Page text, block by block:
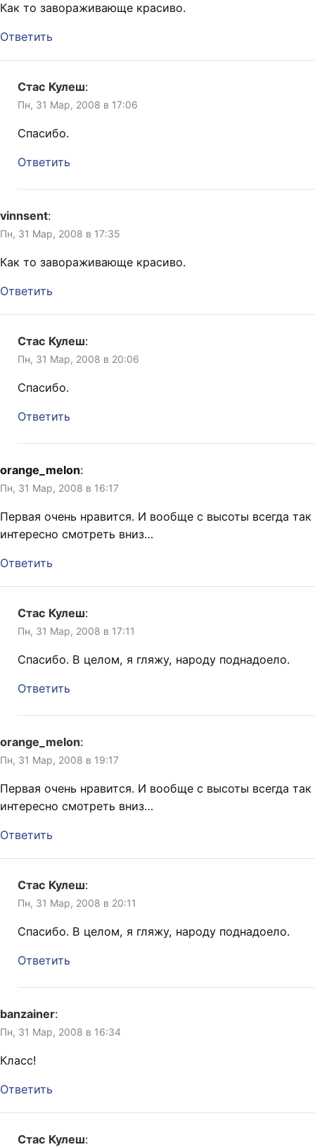
Как то завораживающе красиво.
Ответить
Стас Кулеш:
Пн, 31 Мар, 2008 в 17:06
Спасибо.
Ответить
vinnsent:
Пн, 31 Мар, 2008 в 17:35
Как то завораживающе красиво.
Ответить
Стас Кулеш:
Пн, 31 Мар, 2008 в 20:06
Спасибо.
Ответить
orange_melon:
Пн, 31 Мар, 2008 в 16:17
Первая очень нравится. И вообще с высоты всегда так
интересно смотреть вниз…
Ответить
Стас Кулеш:
Пн, 31 Мар, 2008 в 17:11
Спасибо. В целом, я гляжу, народу поднадоело.
Ответить
orange_melon:
Пн, 31 Мар, 2008 в 19:17
Первая очень нравится. И вообще с высоты всегда так
интересно смотреть вниз…
Ответить
Стас Кулеш:
Пн, 31 Мар, 2008 в 20:11
Спасибо. В целом, я гляжу, народу поднадоело.
Ответить
banzainer:
Пн, 31 Мар, 2008 в 16:34
Класс!
Ответить
Стас Кулеш: